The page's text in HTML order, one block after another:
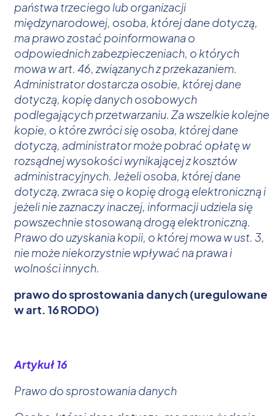
państwa trzeciego lub organizacji
międzynarodowej, osoba, której dane dotyczą,
ma prawo zostać poinformowana o
odpowiednich zabezpieczeniach, o których
mowa w art. 46, związanych z przekazaniem.
Administrator dostarcza osobie, której dane
dotyczą, kopię danych osobowych
podlegających przetwarzaniu. Za wszelkie kolejne
kopie, o które zwróci się osoba, której dane
dotyczą, administrator może pobrać opłatę w
rozsądnej wysokości wynikającej z kosztów
administracyjnych. Jeżeli osoba, której dane
dotyczą, zwraca się o kopię drogą elektroniczną i
jeżeli nie zaznaczy inaczej, informacji udziela się
powszechnie stosowaną drogą elektroniczną.
Prawo do uzyskania kopii, o której mowa w ust. 3,
nie może niekorzystnie wpływać na prawa i
wolności innych.
prawo do sprostowania danych (uregulowane
w art. 16 RODO)
Artykuł 16
Prawo do sprostowania danych